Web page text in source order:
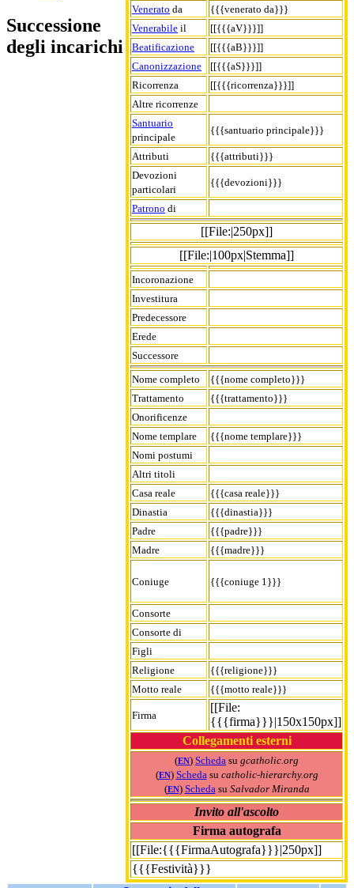
Venerato da
{{{venerato da}}}
Venerabile il
[[{{{aV}}}]]
Beatificazione
[[{{{aB}}}]]
Canonizzazione
[[{{{aS}}}]]
Ricorrenza
[[{{{ricorrenza}}}]]
Altre ricorrenze
Santuario
principale
{{{santuario principale}}}
Attributi
{{{attributi}}}
Devozioni
particolari
{{{devozioni}}}
Patrono di
[[File:|250px]]
[[File:|100px|Stemma]]
Incoronazione
Investitura
Predecessore
Erede
Successore
Nome completo
{{{nome completo}}}
Trattamento
{{{trattamento}}}
Onorificenze
Nome templare
{{{nome templare}}}
Nomi postumi
Altri titoli
Casa reale
{{{casa reale}}}
Dinastia
{{{dinastia}}}
Padre
{{{padre}}}
Madre
{{{madre}}}
Coniuge {{{coniuge 1}}}
Consorte
Consorte di
Figli
Religione
{{{religione}}}
Motto reale
{{{motto reale}}}
Firma
[[File:
{{{firma}}}|150x150px]]
Collegamenti esterni
(EN) Scheda su gcatholic.org
(EN) Scheda su catholic-hierarchy.org
(EN) Scheda su Salvador Miranda
Invito all'ascolto
Firma autografa
[[File:{{{FirmaAutografa}}}|250px]]
{{{Festività}}}
Successione
degli incarichi